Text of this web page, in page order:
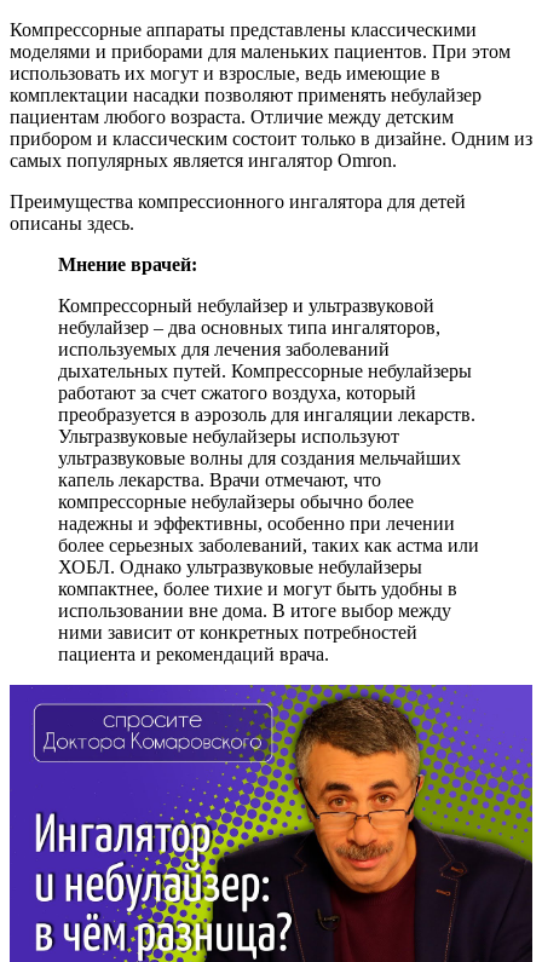
Компрессорные аппараты представлены классическими
моделями и приборами для маленьких пациентов. При этом
использовать их могут и взрослые, ведь имеющие в
комплектации насадки позволяют применять небулайзер
пациентам любого возраста. Отличие между детским
прибором и классическим состоит только в дизайне. Одним из
самых популярных является ингалятор Omron.
Преимущества компрессионного ингалятора для детей
описаны здесь.
Мнение врачей:
Компрессорный небулайзер и ультразвуковой
небулайзер – два основных типа ингаляторов,
используемых для лечения заболеваний
дыхательных путей. Компрессорные небулайзеры
работают за счет сжатого воздуха, который
преобразуется в аэрозоль для ингаляции лекарств.
Ультразвуковые небулайзеры используют
ультразвуковые волны для создания мельчайших
капель лекарства. Врачи отмечают, что
компрессорные небулайзеры обычно более
надежны и эффективны, особенно при лечении
более серьезных заболеваний, таких как астма или
ХОБЛ. Однако ультразвуковые небулайзеры
компактнее, более тихие и могут быть удобны в
использовании вне дома. В итоге выбор между
ними зависит от конкретных потребностей
пациента и рекомендаций врача.